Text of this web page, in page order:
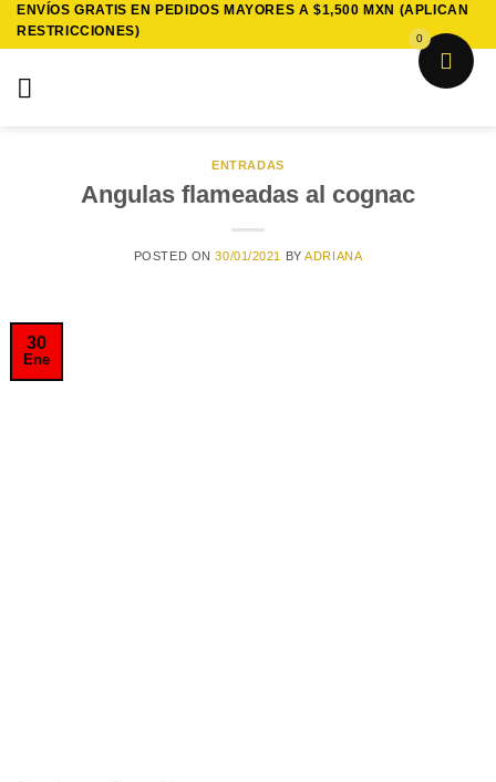
Saltar
ENVÍOS GRATIS EN PEDIDOS MAYORES A $1,500 MXN (APLICAN
RESTRICCIONES)
ENTRADAS
Angulas flameadas al cognac
POSTED ON30/01/2021 BYADRIANA
30
Ene
0